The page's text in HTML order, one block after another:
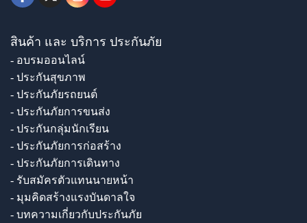
สินค้า และ บริการ ประกันภัย
- อบรมออนไลน์
- ประกันสุขภาพ
- ประกันภัยรถยนต์
- ประกันภัยการขนส่ง
- ประกันกลุ่มนักเรียน
- ประกันภัยการก่อสร้าง
- ประกันภัยการเดินทาง
- รับสมัครตัวแทนนายหน้า
- มุมคิดสร้างแรงบันดาลใจ
- บทความเกี่ยวกับประกันภัย